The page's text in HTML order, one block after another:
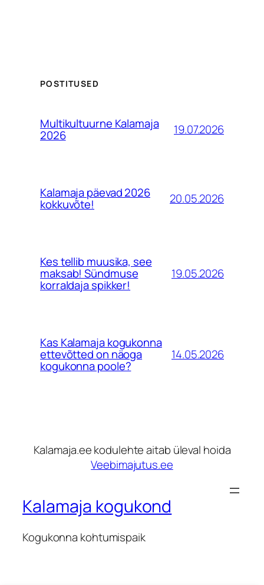
POSTITUSED
Multikultuurne Kalamaja
2026 19.07.2026
Kalamaja päevad 2026
kokkuvõte! 20.05.2026
Kes tellib muusika, see
maksab! Sündmuse
korraldaja spikker!
19.05.2026
Kas Kalamaja kogukonna
ettevõtted on näoga
kogukonna poole?
14.05.2026
Kalamaja.ee kodulehte aitab üleval hoida
Veebimajutus.ee
Kalamaja kogukond
Kogukonna kohtumispaik